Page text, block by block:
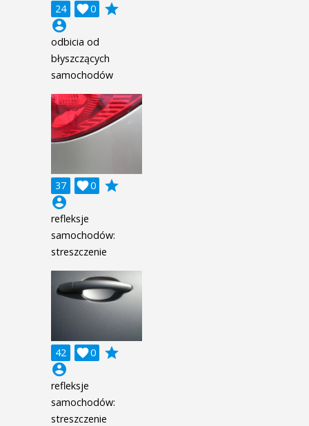
24 0

grade
account_circle
odbicia od
błyszczących
samochodów
37 0

grade
account_circle
refleksje
samochodów:
streszczenie
42 0

grade
account_circle
refleksje
samochodów:
streszczenie